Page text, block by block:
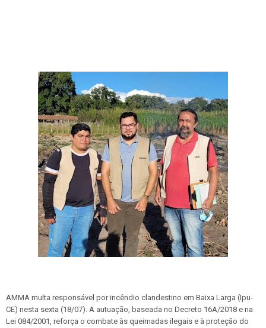
AMMA multa responsável por incêndio clandestino em Baixa Larga (Ipu-
CE) nesta sexta (18/07). A autuação, baseada no Decreto 16A/2018 e na
Lei 084/2001, reforça o combate às queimadas ilegais e à proteção do